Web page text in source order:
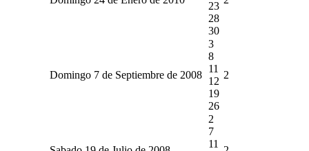
23
28
30
Domingo 7 de Septiembre de 2008
3
8
11
12
19
26
2
2
7
11